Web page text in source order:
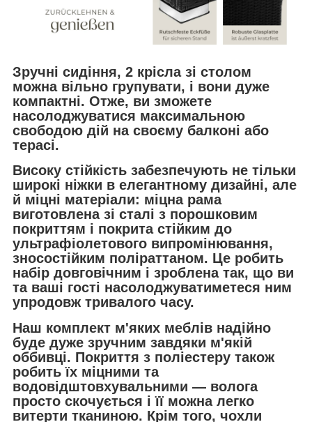
Зручні сидіння, 2 крісла зі столом
можна вільно групувати, і вони дуже
компактні. Отже, ви зможете
насолоджуватися максимальною
свободою дій на своєму балконі або
терасі.
Високу стійкість забезпечують не тільки
широкі ніжки в елегантному дизайні, але
й міцні матеріали: міцна рама
виготовлена зі сталі з порошковим
покриттям і покрита стійким до
ультрафіолетового випромінювання,
зносостійким поліраттаном. Це робить
набір довговічним і зроблена так, що ви
та ваші гості насолоджуватиметеся ним
упродовж тривалого часу.
Наш комплект м'яких меблів надійно
буде дуже зручним завдяки м'якій
оббивці. Покриття з поліестеру також
робить їх міцними та
водовідштовхувальними — волога
просто скочується і її можна легко
витерти тканиною. Крім того, чохли